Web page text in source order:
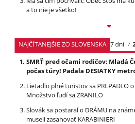
a to nie je všetko!
NAJČÍTANEJŠIE ZO SLOVENSKA 7 dní
SMRŤ pred očami rodičov: Mladá
počas túry! Padala DESIATKY
Lietadlo plné turistov sa PREPADLO
Množstvo ľudí sa ZRANILO
Slovák sa postaral o DRÁMU na
museli zasahovať KARABINIERI